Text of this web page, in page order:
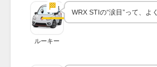
🏁 実車の魅力
クとWRC
ルーキー
WRX STIの“涙目”って、よ